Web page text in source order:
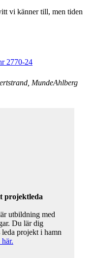
vi känner till, men tiden
2770-24
MundeAhlberg
projektleda
utbildning med
Du lär dig
projekt i hamn